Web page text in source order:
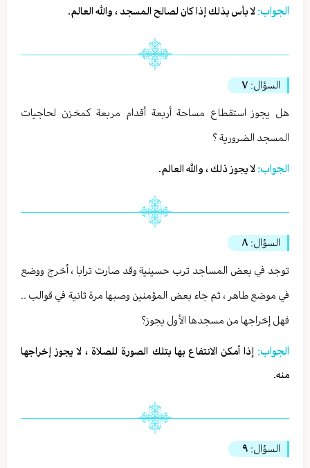
الجواب: لا بأس بذلك إذا كان لصالح المسجد ، والله العالم.
السؤال: ٧
هل يجوز استقطاع مساحة أربعة أقدام مربعة كمخزن لحاجيات
المسجد الضرورية ؟
الجواب: لا يجوز ذلك ، والله العالم.
السؤال: ٨
توجد في بعض المساجد ترب حسينية وقد صارت ترابا ، أخرج ووضع
في موضع طاهر ، ثم جاء بعض المؤمنين وصبها مرة ثانية في قوالب ..
فهل إخراجها من مسجدها الأول يجوز؟
الجواب: إذا أمكن الانتفاع بها بتلك الصورة للصلاة ، لا يجوز إخراجها
منه.
السؤال: ٩